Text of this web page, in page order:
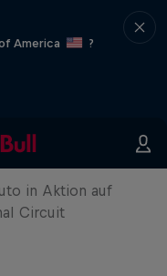
America
?
Indien
in Aktion auf
Circuit